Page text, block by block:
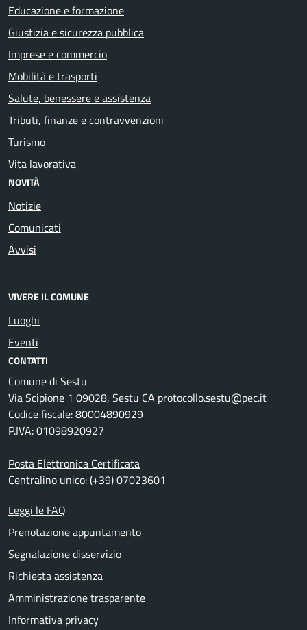
Educazione e formazione
Giustizia e sicurezza pubblica
Imprese e commercio
Mobilità e trasporti
Salute, benessere e assistenza
Tributi, finanze e contravvenzioni
Turismo
Vita lavorativa
NOVITÀ
Notizie
Comunicati
Avvisi
VIVERE IL COMUNE
Luoghi
Eventi
CONTATTI
Comune di Sestu
Via Scipione 1 09028, Sestu CA protocollo.sestu@pec.it
Codice fiscale: 80004890929
P.IVA: 01098920927
Posta Elettronica Certificata
Centralino unico: (+39) 07023601
Leggi le FAQ
Prenotazione appuntamento
Segnalazione disservizio
Richiesta assistenza
Amministrazione trasparente
Informativa privacy